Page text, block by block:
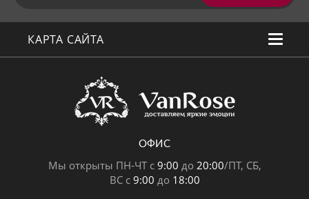
КАРТА САЙТА
ОФИС
Мы открыты ПН-ЧТ с 9:00 до 20:00/ПТ, СБ,
ВС с 9:00 до 18:00